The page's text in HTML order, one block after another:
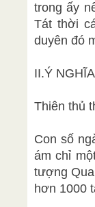
trong ấy
Tát thời
duyên đó
II.Ý
Thiên thủ
Con số
ám chỉ
tượng
hơn 1000